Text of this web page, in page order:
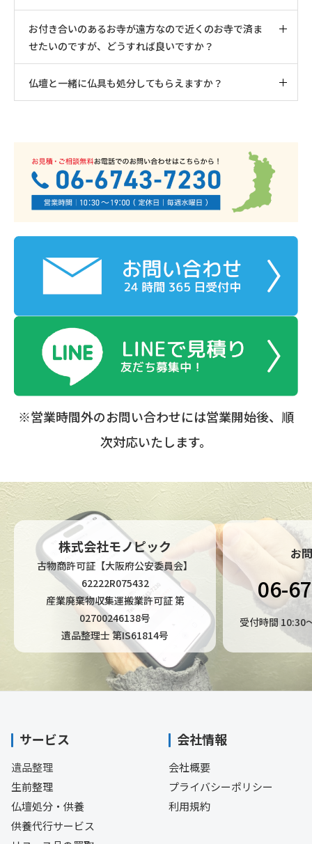
お付き合いのあるお寺が遠方なので近くのお寺で済ま
せたいのですが、どうすれば良いですか？
仏壇と一緒に仏具も処分してもらえますか？
※営業時間外のお問い合わせには営業開始後、順
次対応いたします。
株式会社モノピック
古物商許可証【大阪府公安委員会】
62222R075432
産業廃棄物収集運搬業許可証 第
02700246138号
遺品整理士 第IS61814号
お
06-
受付時間 10:30
サービス
遺品整理
生前整理
仏壇処分・供養
供養代行サービス
会社情報
会社概要
プライバシーポリシー
利用規約